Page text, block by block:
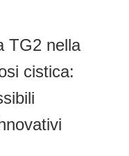
TG2 nella
cistica: